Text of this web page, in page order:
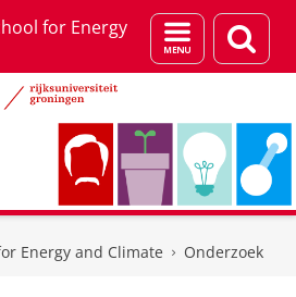
for Energy
Menu
en
Energy and Climate Onderzoek